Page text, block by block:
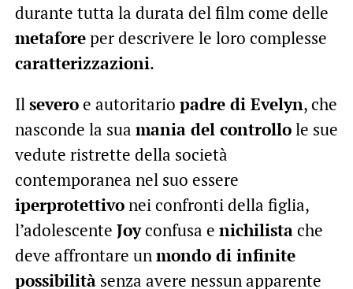
durante tutta la durata del film come delle
metaforeper descrivere le loro complesse
caratterizzazioni.
Ilseveroe autoritario padre di Evelyn, che
nasconde la sua mania del controllole sue
vedute ristrette della società
contemporanea nel suo essere
iperprotettivonei confronti della figlia,
l’adolescente Joyconfusa e nichilistache
deve affrontare unmondo di infinite
possibilitàsenza avere nessun apparente